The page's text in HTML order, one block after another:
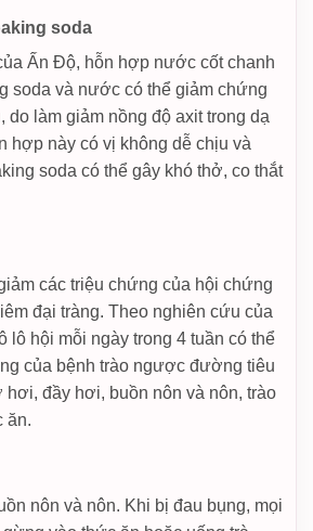
soda
Ấn Độ, hỗn hợp nước cốt chanh
soda và nước có thể giảm chứng
do làm giảm nồng độ axit trong dạ
hợp này có vị không dễ chịu và
soda có thể gây khó thở, co thắt
các triệu chứng của hội chứng
đại tràng. Theo nghiên cứu của
lô hội mỗi ngày trong 4 tuần có thể
của bệnh trào ngược đường tiêu
hơi, đầy hơi, buồn nôn và nôn, trào
ăn.
nôn và nôn. Khi bị đau bụng, mọi